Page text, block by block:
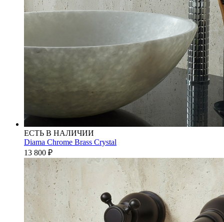
ЕСТЬ В НАЛИЧИИ
Diama Chrome Brass Crystal
13 800 ₽